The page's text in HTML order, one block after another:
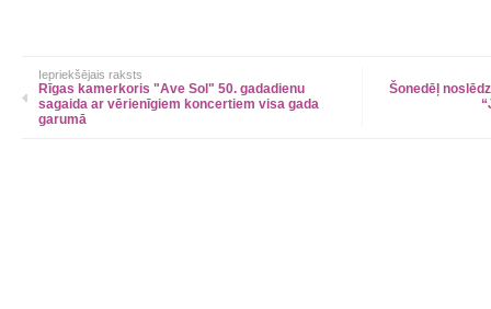
Iepriekšējais raksts
Rīgas kamerkoris "Ave Sol" 50. gadadienu
sagaida ar vērienīgiem koncertiem visa gada
garumā
Šonedēļ